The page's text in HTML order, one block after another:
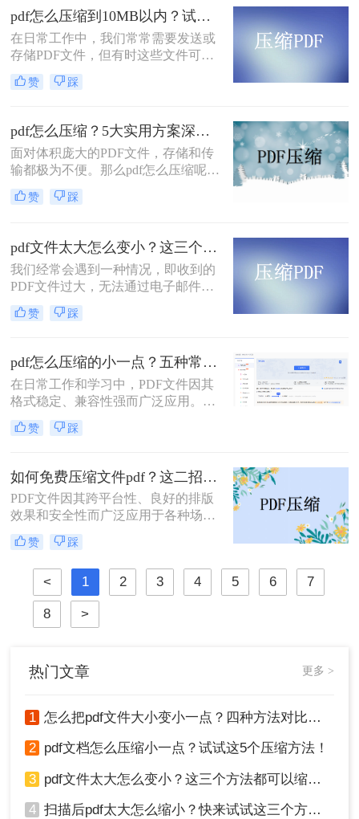
法，从在线工具到专业软件，从自动
优化到手动精调，助您轻松驾驭PDF
文件大小。
电子邮件发送简历、在学术平台提交
论文，还是在微信等即时通讯工具中
分享资料，平台往往对附件大小有严
格限制，最常见的门槛就是5MB。一
个几十兆甚至上百兆的PDF文件，不
仅传输耗时，还可能直接导致发送失
pdf怎么压缩到10MB以内？试试这4个压缩方法！
在日常工作中，我们常常需要发送或
存储PDF文件，但有时这些文件可能
会过大，导致传输不便或者占用过多
存储空间。为了应对这种情况，我们
确保文件大小不超过10MB。那么pdf
怎么压缩到10MB以内呢？本文将介
绍几种常用的PDF压缩方法。
赞 踩
pdf怎么压缩？5大实用方案深度解析！
面对体积庞大的PDF文件，存储和传
输都极为不便。那么pdf怎么压缩呢？
本文将详解5种主流压缩方案，从原
理到实操，助您轻松掌握PDF瘦身技
赞 踩
pdf文件太大怎么变小？这三个方法都可以缩小！
我们经常会遇到一种情况，即收到的
PDF文件过大，无法通过电子邮件或
其他方式进行传输。那么，pdf文件太
大怎么变小呢？在本文中，我们将向
压缩PDF文件并减小文件大小。
赞 踩
pdf怎么压缩的小一点？五种常用有效方法详解！
在日常工作和学习中，PDF文件因其
格式稳定、兼容性强而广泛应用。然
而，PDF文件体积过大时，会带来诸
多不便，例如传输速度慢、存储空间
握压缩PDF文件的方法至关重要。那
么呢？本文将详细介绍多种常用且有
效的pdf压缩方法。通过遵循这些指
南，您可以轻松减小PDF文件体积，
提升效率。
赞 踩
如何免费压缩文件pdf？这二招快来看！
PDF文件因其跨平台性、良好的排版
效果和安全性而广泛应用于各种场
合。然而，过大的PDF文件可能会给
传输和存储带来不便。那么如何免费
压缩文件pdf呢？本文将介绍三种免费
压缩PDF文件的方法，帮助您轻松解
决PDF文件过大的问题。
赞 踩
< 1 2 3 4 5 6 7
8 >
热门文章 更多 >
1 怎么把pdf文件大小变小一点？四种方法对比，一看就懂！
2 pdf文档怎么压缩小一点？试试这5个压缩方法！
3 pdf文件太大怎么变小？这三个方法都可以缩小！
4 扫描后pdf太大怎么缩小？快来试试这三个方法！